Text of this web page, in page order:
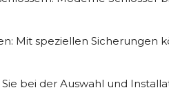
Mit speziellen Sicherungen
bei der Auswahl und